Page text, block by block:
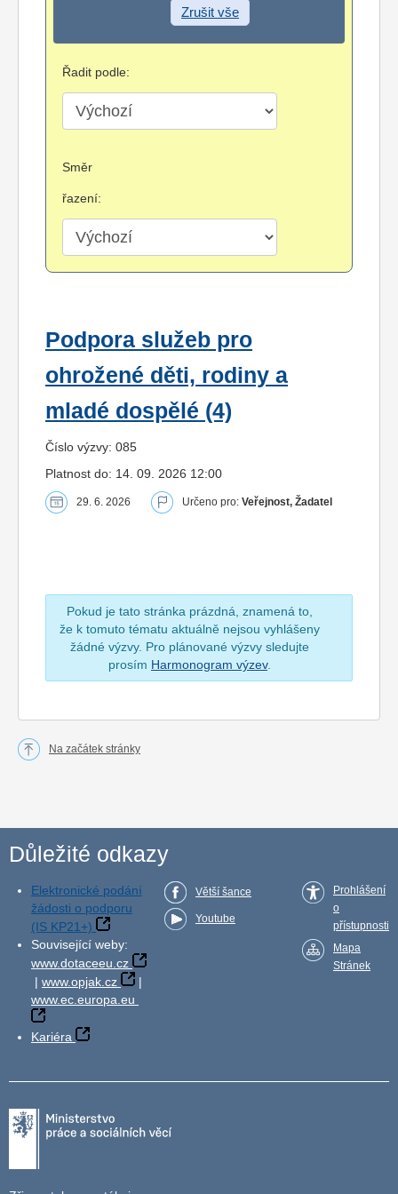
Zrušit vše
Řadit podle:
Směr
řazení:
Podpora služeb pro
ohrožené děti, rodiny a
mladé dospělé (4)
Číslo výzvy: 085
Platnost do: 14. 09. 2026 12:00
29. 6. 2026 Určeno pro: Veřejnost, Žadatel
Pokud je tato stránka prázdná, znamená to,
že k tomuto tématu aktuálně nejsou vyhlášeny
žádné výzvy. Pro plánované výzvy sledujte
prosím Harmonogram výzev.
Na začátek stránky
Důležité odkazy
Elektronické podání
žádosti o podporu
(IS KP21+)
Související weby:
www.dotaceeu.cz
| www.opjak.cz
|
www.ec.europa.eu
Kariéra
Větší šance
Youtube
Prohlášení
o
přístupnosti
Mapa
Stránek